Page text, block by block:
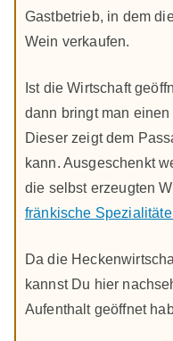
Gastbetrieb, in dem
Wein verkaufen.
Ist die Wirtschaft
dann bringt man
Dieser zeigt dem
kann. Ausgeschenkt
die selbst erzeugten
fränkische
Da die
kannst Du hier
Aufenthalt geöffnet